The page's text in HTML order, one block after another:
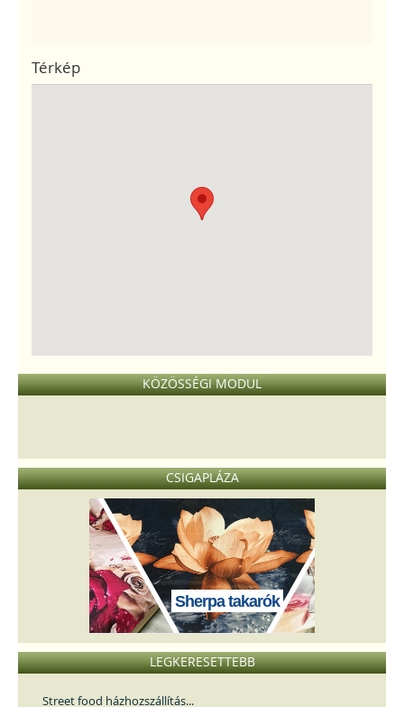
Térkép
KÖZÖSSÉGI MODUL
CSIGAPLÁZA
Sherpa takarók
LEGKERESETTEBB
Street food házhozszállítás...